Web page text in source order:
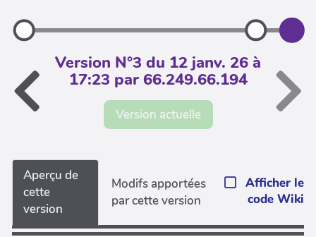
Version N°3 du 12 janv. 26 à
17:23 par 66.249.66.194
Version actuelle
Aperçu de
cette
version
Modifs apportées
par cette version
Afficher le
code Wiki